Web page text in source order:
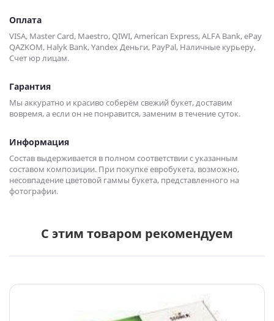
Оплата
VISA, Master Card, Maestro, QIWI, American Express, ALFA Bank, ePay
QAZKOM, Halyk Bank, Yandex Деньги, PayPal, Наличные курьеру,
Счет юр лицам.
Гарантия
Мы аккуратно и красиво соберём свежий букет, доставим
вовремя, а если он не понравится, заменим в течение суток.
Информация
Состав выдерживается в полном соответствии с указанным
составом композиции. При покупке евробукета, возможно,
несовпадение цветовой гаммы букета, представленного на
фотографии.
С этим товаром рекомендуем